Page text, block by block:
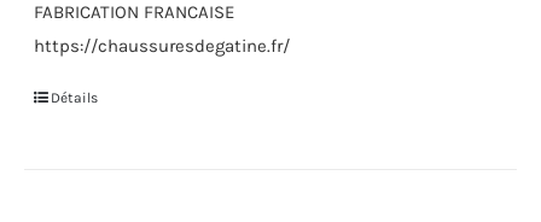
FABRICATION FRANCAISE
https://chaussuresdegatine.fr/
Détails